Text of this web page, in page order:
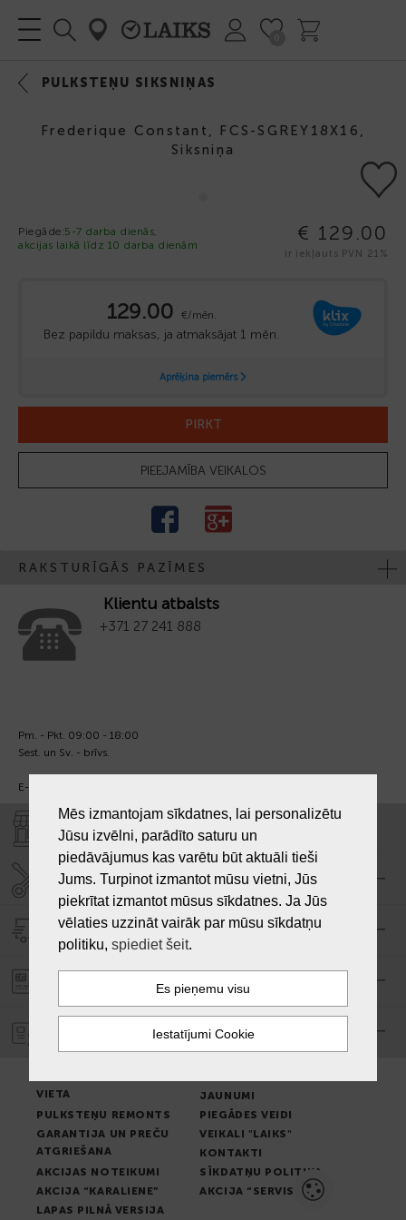
PULKSTEŅU SIKSNIŅAS
Frederique Constant, FCS-SGREY18X16,
Siksniņa
Piegāde:5-7 darba dienās,
akcijas laikā līdz 10 darba dienām
€ 129.00
ir iekļauts PVN 21%
PIRKT
PIEEJAMĪBA VEIKALOS
RAKSTURĪGĀS PAZĪMES
Klientu atbalsts
+371 27 241 888
Pm. - Pkt. 09:00 - 18:00
Sest. un Sv. - brīvs.
E-pasts:
VEIKALI "LAIKS"
SERVISA CENTRS "LAIKS"
PIEGĀDE
PASŪTĪJUMA APMAKSA
GARANTIJA
VIETA
JAUNUMI
PULKSTEŅU REMONTS
PIEGĀDES VEIDI
GARANTIJA UN PREČU
ATGRIEŠANA
VEIKALI "LAIKS"
KONTAKTI
AKCIJAS NOTEIKUMI
SĪKDATŅU POLITIKA
AKCIJA “KARALIENE”
AKCIJA “SERVISS”
LAPAS PILNĀ VERSIJA
Mēs izmantojam sīkdatnes, lai personalizētu
Jūsu izvēlni, parādīto saturu un
piedāvājumus kas varētu būt aktuāli tieši
Jums. Turpinot izmantot mūsu vietni, Jūs
piekrītat izmantot mūsus sīkdatnes. Ja Jūs
vēlaties uzzināt vairāk par mūsu sīkdatņu
politiku, spiediet šeit.